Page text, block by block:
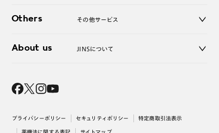
お問い合わせ
Others その他サービス
レンズ交換
About us JINSについて
採用情報
出店について
プライバシーポリシー セキュリティポリシー 特定商取引法表示